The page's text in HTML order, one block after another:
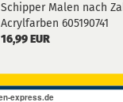
Schipper Malen nach
Acrylfarben 605190741
16,99 EUR